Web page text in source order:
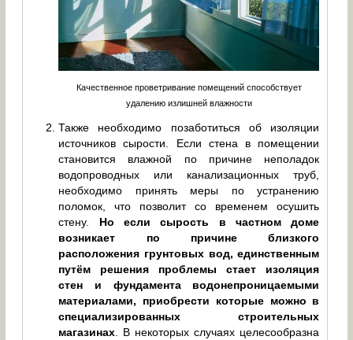
Качественное проветривание помещений способствует
удалению излишней влажности
Также необходимо позаботиться об изоляции
источников сырости. Если стена в помещении
становится влажной по причине неполадок
водопроводных или канализационных труб,
необходимо принять меры по устранению
поломок, что позволит со временем осушить
стену. Но если сырость в частном доме
возникает по причине близкого
расположения грунтовых вод, единственным
путём решения проблемы стает изоляция
стен и фундамента водонепроницаемыми
материалами, приобрести которые можно в
специализированных строительных
магазинах . В некоторых случаях целесообразна